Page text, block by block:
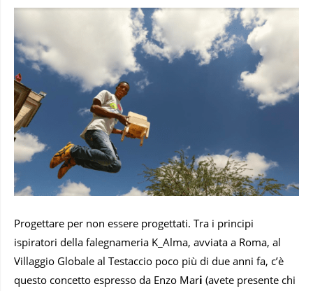
Progettare per non essere progettati. Tra i principi
ispiratori della falegnameria K_Alma, avviata a Roma, al
Villaggio Globale al Testaccio poco più di due anni fa, c’è
questo concetto espresso da Enzo Mari (avete presente chi